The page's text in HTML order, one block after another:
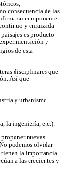
consecuencia de las
su componente
y enraizada
es producto
y
de esta
disciplinares que
Así que
y urbanismo.
la ingeniería, etc.).
nuevas
podemos olvidar
tienen la importancia
a las crecientes y